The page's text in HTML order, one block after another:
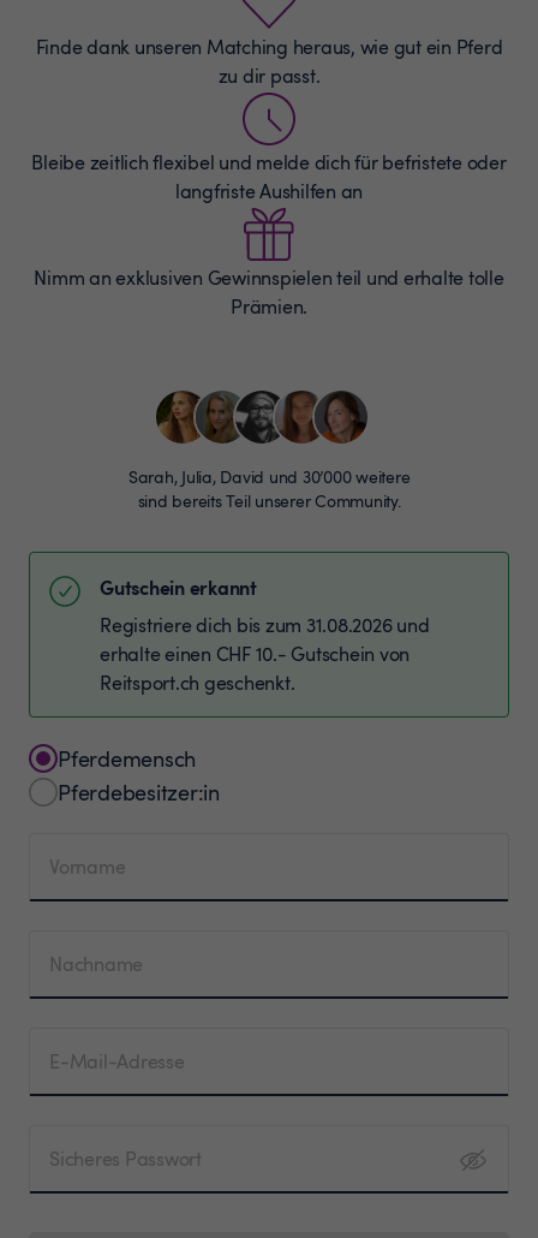
Finde dank unseren Matching heraus, wie gut ein Pferd
zu dir passt.
Bleibe zeitlich flexibel und melde dich für befristete oder
langfriste Aushilfen an
Nimm an exklusiven Gewinnspielen teil und erhalte tolle
Prämien.
Sarah, Julia, David und 30’000 weitere
sind bereits Teil unserer Community.
Gutschein erkannt
Registriere dich bis zum 31.08.2026 und
erhalte einen CHF 10.- Gutschein von
Reitsport.ch geschenkt.
Pferdemensch
Pferdebesitzer:in
Vorname
Nachname
E-Mail-Adresse
Sicheres Passwort